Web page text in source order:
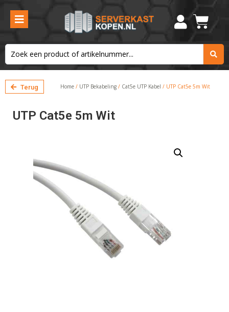
Terug Home / UTP Bekabeling / Cat5e UTP Kabel / UTP Cat5e 5m Wit
UTP Cat5e 5m Wit